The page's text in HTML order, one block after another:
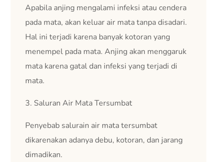
Apabila anjing mengalami infeksi atau cendera
pada mata, akan keluar air mata tanpa disadari.
Hal ini terjadi karena banyak kotoran yang
menempel pada mata. Anjing akan menggaruk
mata karena gatal dan infeksi yang terjadi di
mata.
3. Saluran Air Mata Tersumbat
Penyebab salurain air mata tersumbat
dikarenakan adanya debu, kotoran, dan jarang
dimadikan.